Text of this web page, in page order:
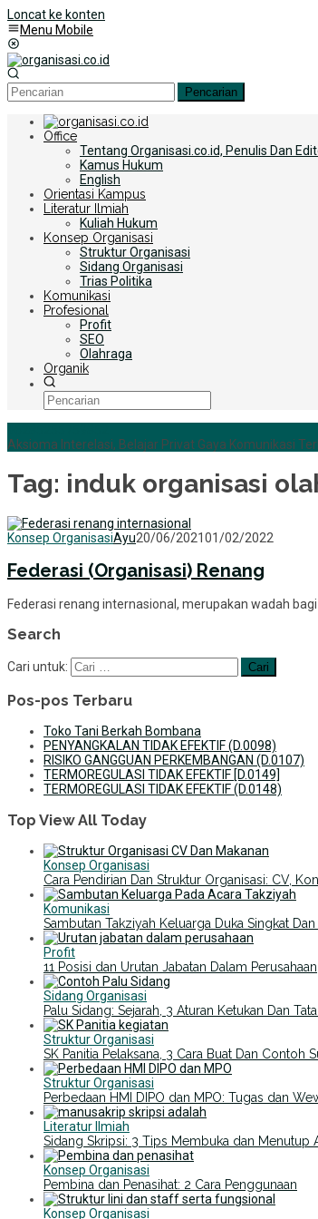
Loncat ke konten
Menu Mobile
Pencarian
Office
Tentang Organisasi.co.id, Penulis Dan
Kamus Hukum
English
Orientasi Kampus
Literatur Ilmiah
Kuliah Hukum
Konsep Organisasi
Struktur Organisasi
Sidang Organisasi
Trias Politika
Komunikasi
Profesional
Profit
SEO
Olahraga
Organik
Aksioma Interelasi, Belajar Privat Gaya Komunikasi
Tag: induk organisasi
Konsep OrganisasiAyu20/06/202101/02/2022
Federasi (Organisasi) Renang
Federasi renang internasional, merupakan wadah
Search
Cari untuk:
Pos-pos Terbaru
Toko Tani Berkah Bombana
PENYANGKALAN TIDAK EFEKTIF (D.0098)
RISIKO GANGGUAN PERKEMBANGAN (D.0107)
TERMOREGULASI TIDAK EFEKTIF [D.0149]
TERMOREGULASI TIDAK EFEKTIF (D.0148)
Top View All Today
Konsep Organisasi
Cara Pendirian Dan Struktur Organisasi: CV,
Komunikasi
Sambutan Takziyah Keluarga Duka Singkat Dan
Profit
11 Posisi dan Urutan Jabatan Dalam Perusahaan
Sidang Organisasi
Palu Sidang: Sejarah, 3 Aturan Ketukan Dan Tata
Struktur Organisasi
SK Panitia Pelaksana, 3 Cara Buat Dan Contoh
Struktur Organisasi
Perbedaan HMI DIPO dan MPO: Tugas dan
Literatur Ilmiah
Sidang Skripsi: 3 Tips Membuka dan Menutup
Konsep Organisasi
Pembina dan Penasihat: 2 Cara Penggunaan
Konsep Organisasi